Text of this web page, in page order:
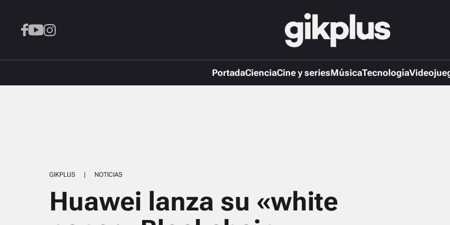
PortadaCienciaCine y seriesMúsicaTecnología
GIKPLUS | NOTICIAS
Huawei lanza su «white